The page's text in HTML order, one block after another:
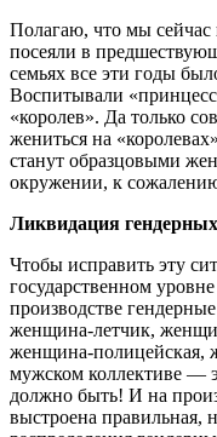
Полагаю, что мы
посеяли в
семьях все эти годы
Воспитывали
«королев». Да только
жениться на
станут образцовыми
окружении, к
Ликвидация
Чтобы исправить эту
государственном
производстве
женщина-летчик,
женщина-полицейская,
мужском коллективе —
должно быть! И на
выстроена правильная,